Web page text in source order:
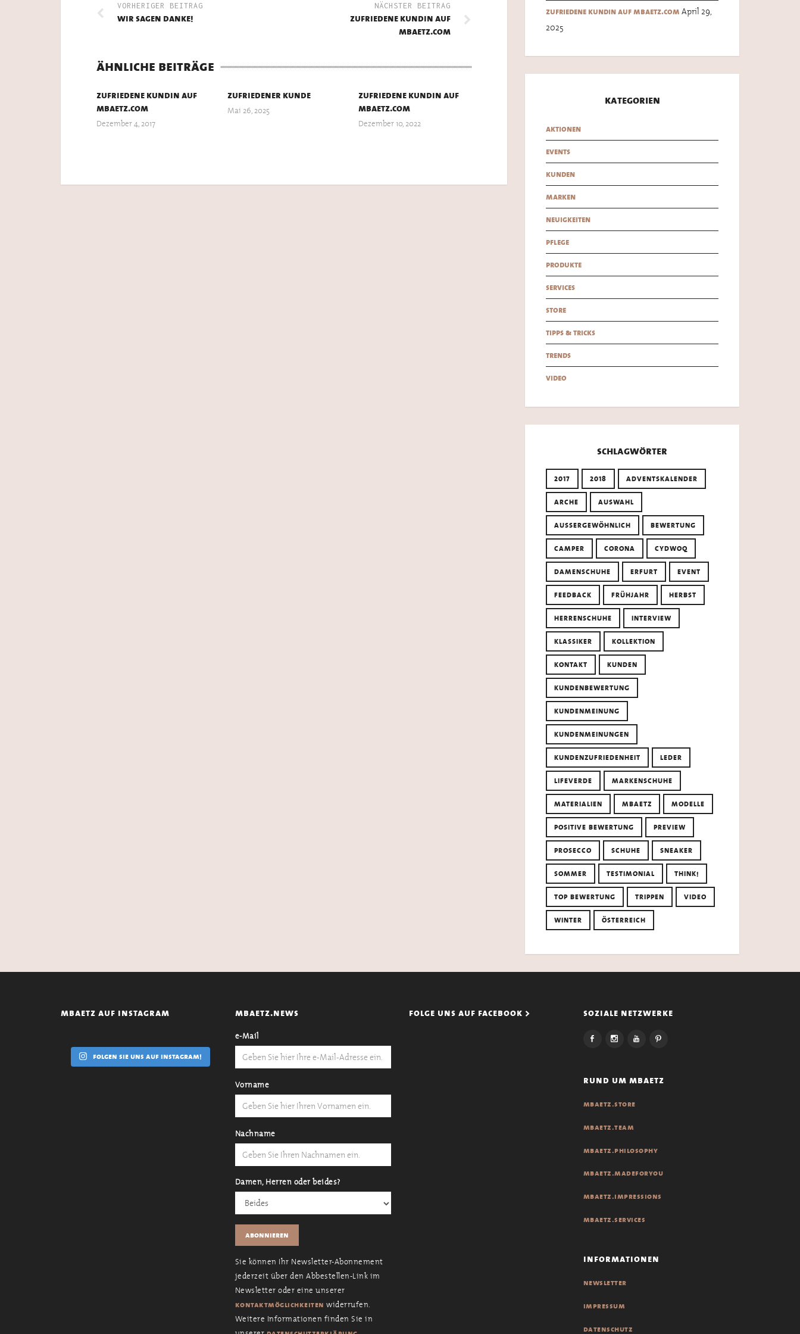
VORHERIGER BEITRAG
wir sagen danke!
NÄCHSTER BEITRAG
zufriedene kundin auf
mbaetz.com
ähnliche beiträge
zufriedene kundin auf
mbaetz.com
Dezember 4, 2017
zufriedener kunde
Mai 26, 2025
zufriedene kundin auf
mbaetz.com
Dezember 10, 2022
zufriedene kundin auf mbaetz.com April 29,
2025
kategorien
aktionen
events
kunden
marken
neuigkeiten
pflege
produkte
services
store
tipps & tricks
trends
video
schlagwörter
2017 2018 ADVENTSKALENDER
ARCHE AUSWAHL
AUSSERGEWÖHNLICH BEWERTUNG
CAMPER CORONA CYDWOQ
DAMENSCHUHE ERFURT EVENT
FEEDBACK FRÜHJAHR HERBST
HERRENSCHUHE INTERVIEW
KLASSIKER KOLLEKTION
KONTAKT KUNDEN
KUNDENBEWERTUNG
KUNDENMEINUNG
KUNDENMEINUNGEN
KUNDENZUFRIEDENHEIT LEDER
LIFEVERDE MARKENSCHUHE
MATERIALIEN MBAETZ MODELLE
POSITIVE BEWERTUNG PREVIEW
PROSECCO SCHUHE SNEAKER
SOMMER TESTIMONIAL THINK!
TOP BEWERTUNG TRIPPEN VIDEO
WINTER ÖSTERREICH
mbaetz auf instagram
folgen sie uns auf instagram!
mbaetz.news
e-Mail
Vorname
Nachname
Damen, Herren oder beides?
Sie können Ihr Newsletter-Abonnement
jederzeit über den Abbestellen-Link im
Newsletter oder eine unserer
kontaktmöglichkeiten widerrufen.
Weitere Informationen finden Sie in
folge uns auf facebook > soziale netzwerke
rund um mbaetz
mbaetz.store
mbaetz.team
mbaetz.philosophy
mbaetz.madeforyou
mbaetz.impressions
mbaetz.services
informationen
newsletter
impressum
datenschutz